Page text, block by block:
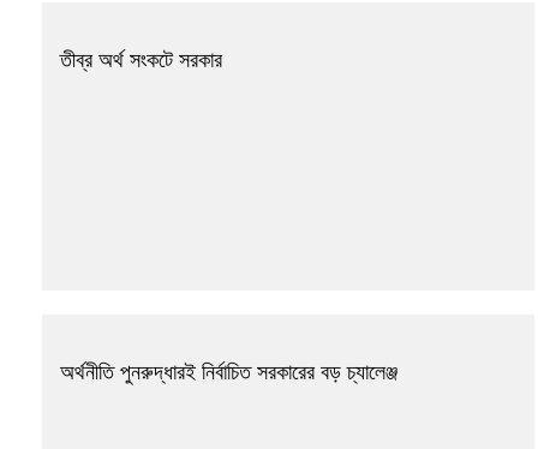
তীব্র অর্থ সংকটে সরকার
অর্থনীতি পুনরুদ্ধারই নির্বাচিত সরকারের বড় চ্যালেঞ্জ